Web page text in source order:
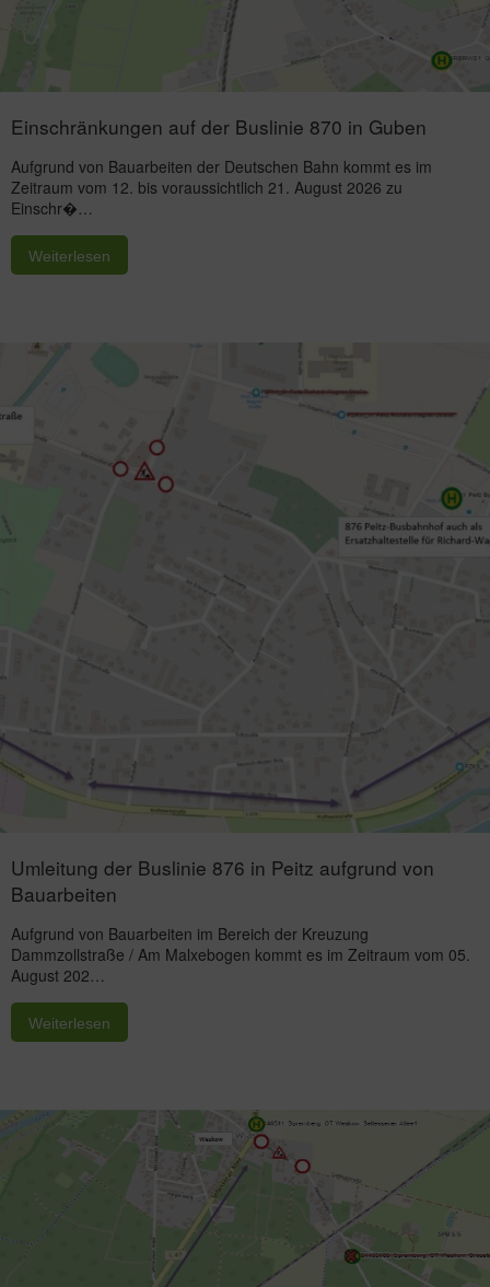
Einschränkungen auf der Buslinie 870 in Guben
Aufgrund von Bauarbeiten der Deutschen Bahn kommt es im
Zeitraum vom 12. bis voraussichtlich 21. August 2026 zu
Einschr�…
Weiterlesen
Umleitung der Buslinie 876 in Peitz aufgrund von
Bauarbeiten
Aufgrund von Bauarbeiten im Bereich der Kreuzung
Dammzollstraße / Am Malxebogen kommt es im Zeitraum vom 05.
August 202…
Weiterlesen